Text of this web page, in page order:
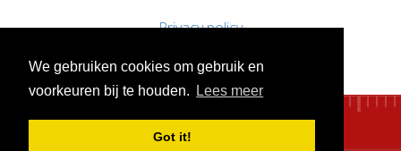
We gebruiken cookies om gebruik en
voorkeuren bij te houden.
Lees meer
Got it!
Privacy policy
Contact / Support